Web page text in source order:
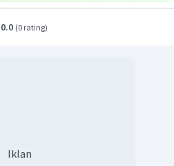
0.0 (0 rating)
Iklan